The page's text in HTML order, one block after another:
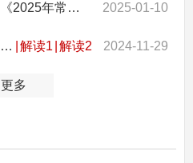
2025-01-10
常德市人民政府关于印发《2025年常德市人民政府工作责任清单》的通知
2024-11-29
解读1 解读2
常德市人民政府关于修改常政办发〔2021〕21号文件的通知
更多